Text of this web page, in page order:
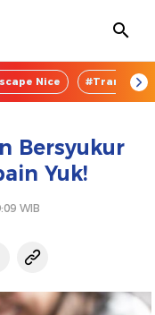
Nice
Bersyukur
Yuk!
WIB